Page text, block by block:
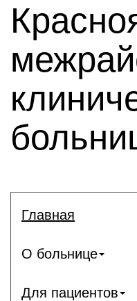
Главная
О больнице
Для пациентов